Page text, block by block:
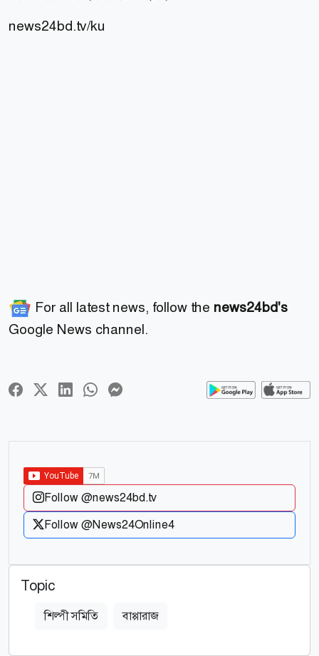
news24bd.tv/ku
For all latest news, follow the news24bd's
Google News channel.
Follow @news24bd.tv
Follow @News24Online4
Topic
শিল্পী সমিতি বাপ্পারাজ